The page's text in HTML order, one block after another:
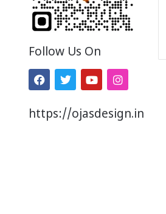
Follow Us On
https://ojasdesign.in